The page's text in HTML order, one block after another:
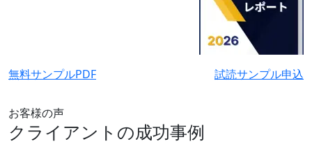
無料サンプルPDF 試読サンプル申込
お客様の声
クライアントの成功事例